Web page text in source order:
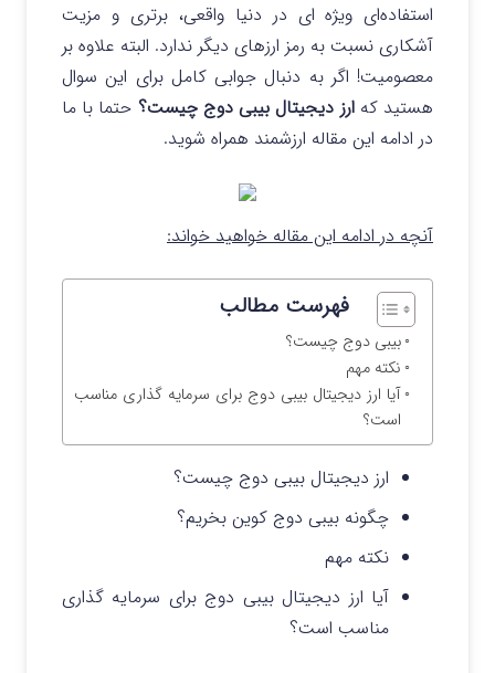
استفاده‌ای ویژه ای در دنیا واقعی، برتری و مزیت
آشکاری نسبت به رمز ارزهای دیگر ندارد. البته علاوه بر
معصومیت! اگر به دنبال جوابی کامل برای این سوال
هستید کهارز دیجیتال بیبی دوج چیست؟ حتما با ما
در ادامه این مقاله ارزشمند همراه شوید.
آنچه در ادامه این مقاله خواهید ‌خواند:
فهرست مطالب
بیبی دوج چیست؟
نکته مهم
آیا ارز دیجیتال بیبی دوج برای سرمایه گذاری مناسب
است؟
ارز دیجیتال بیبی دوج چیست؟
چگونه بیبی دوج کوین بخریم؟
نکته مهم
آیا ارز دیجیتال بیبی دوج برای سرمایه گذاری
مناسب است؟